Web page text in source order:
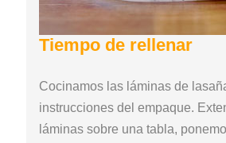
Tiempo de rellenar
Cocinamos las láminas de
instrucciones del empaque.
láminas sobre una tabla,